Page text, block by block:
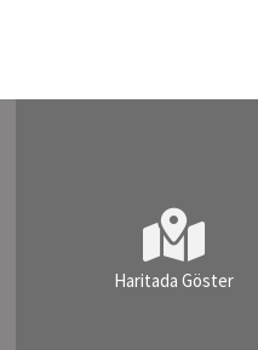
Haritada Göster